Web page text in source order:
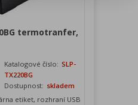
termotranfer,
Katalogové číslo: SLP-
TX220BG
Dostupnost: skladem
etiket, rozhraní USB